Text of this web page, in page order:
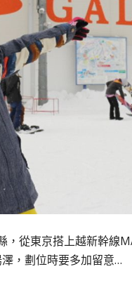
，從東京搭上越新幹線
，劃位時要多加留意…